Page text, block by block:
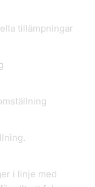
tillämpningar
i linje med